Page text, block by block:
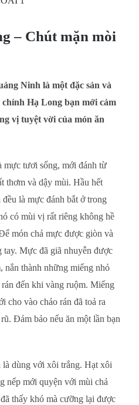
– Chút mặn mòi
Ninh là một đặc sản và
Hạ Long bạn mới cảm
vị tuyệt vời của món ăn
mực tươi sống, mới đánh từ
thơm và dậy mùi. Hầu hết
là mực đánh bắt ở trong
có mùi vị rất riêng không hề
món chả mực được giòn và
tay. Mực đã giã nhuyễn được
nắn thành những miếng nhỏ
đến khi vàng ruộm. Miếng
cho vào chảo rán đã toả ra
Đảm bảo nếu ăn một lần bạn
dùng với xôi trắng. Hạt xôi
nếp mới quyện với mùi chả
thấy khó mà cưỡng lại được